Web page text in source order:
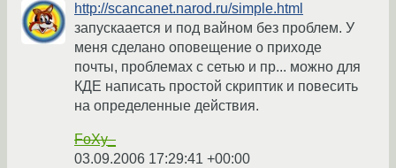
http://scancanet.narod.ru/simple.html
запускаается и под вайном без проблем. У
меня сделано оповещение о приходе
почты, проблемах с сетью и пр... можно для
КДЕ написать простой скриптик и повесить
на определенные действия.
FoXy_
03.09.2006 17:29:41 +00:00